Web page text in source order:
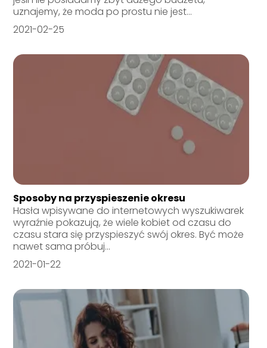
uznajemy, że moda po prostu nie jest...
2021-02-25
Sposoby na przyspieszenie okresu
Hasła wpisywane do internetowych wyszukiwarek
wyraźnie pokazują, że wiele kobiet od czasu do
czasu stara się przyspieszyć swój okres. Być może
nawet sama próbuj...
2021-01-22